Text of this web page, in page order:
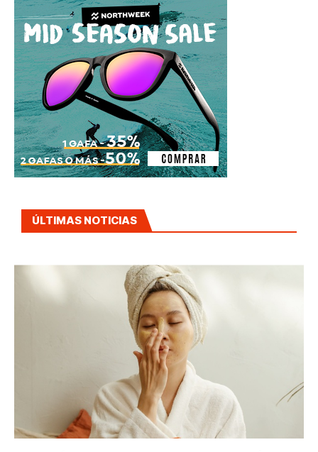
ÚLTIMAS NOTICIAS